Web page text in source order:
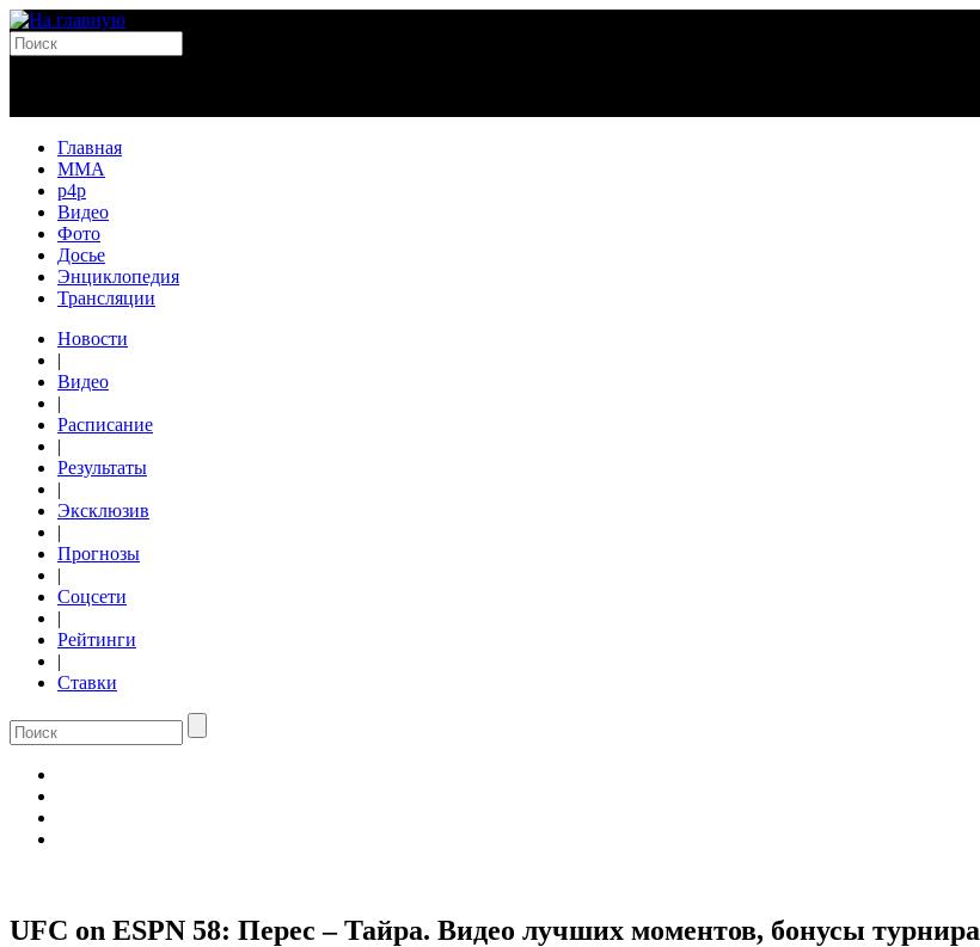
Главная
MMA
p4p
Видео
Фото
Досье
Энциклопедия
Трансляции
Новости
|
Видео
|
Расписание
|
Результаты
|
Эксклюзив
|
Прогнозы
|
Соцсети
|
Рейтинги
|
Ставки
UFC on ESPN 58: Перес – Тайра. Видео лучших моментов, бонусы турнира